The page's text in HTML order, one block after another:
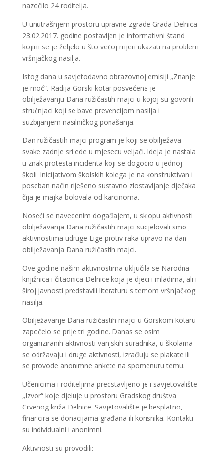
nazočilo 24 roditelja.
U unutrašnjem prostoru upravne zgrade Grada Delnica
23.02.2017. godine postavljen je informativni štand
kojim se je željelo u što većoj mjeri ukazati na problem
vršnjačkog nasilja.
Istog dana u savjetodavno obrazovnoj emisiji „Znanje
je moć“, Radija Gorski kotar posvećena je
obilježavanju Dana ružičastih majci u kojoj su govorili
stručnjaci koji se bave prevencijom nasilja i
suzbijanjem nasilničkog ponašanja.
Dan ružičastih majci program je koji se obilježava
svake zadnje srijede u mjesecu veljači. Ideja je nastala
u znak protesta incidenta koji se dogodio u jednoj
školi. Inicijativom školskih kolega je na konstruktivan i
poseban način riješeno sustavno zlostavljanje dječaka
čija je majka bolovala od karcinoma.
Noseći se navedenim događajem, u sklopu aktivnosti
obilježavanja Dana ružičastih majci sudjelovali smo
aktivnostima udruge Lige protiv raka upravo na dan
obilježavanja Dana ružičastih majci.
Ove godine našim aktivnostima uključila se Narodna
knjižnica i čitaonica Delnice koja je djeci i mladima, ali i
široj javnosti predstavili literaturu s temom vršnjačkog
nasilja.
Obilježavanje Dana ružičastih majci u Gorskom kotaru
započelo se prije tri godine. Danas se osim
organiziranih aktivnosti vanjskih suradnika, u školama
se održavaju i druge aktivnosti, izrađuju se plakate ili
se provode anonimne ankete na spomenutu temu.
Učenicima i roditeljima predstavljeno je i savjetovalište
„Izvor“ koje djeluje u prostoru Gradskog društva
Crvenog križa Delnice. Savjetovalište je besplatno,
financira se donacijama građana ili korisnika. Kontakti
su individualni i anonimni.
Aktivnosti su provodili: